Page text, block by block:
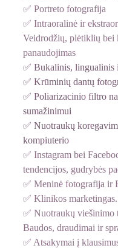
✅ Portreto fotografija
✅ Intraoralinė ir
Veidrodžių, plėtiklių bei
panaudojimas
✅ Bukalinis, lingualinis
✅ Krūminių dantų
✅ Poliarizacinio filtro
sumažinimui
✅ Nuotraukų
kompiuterio
✅ Instagram bei
tendencijos, gudrybės
✅ Meninė fotografija ir
✅ Klinikos
✅ Nuotraukų viešinimo
Baudos, draudimai ir
✅ Atsakymai į